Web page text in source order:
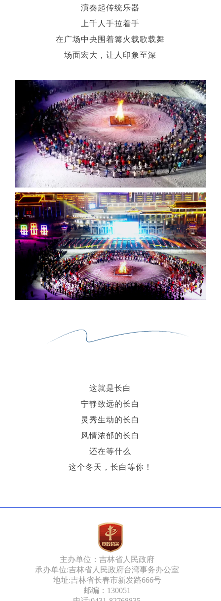
演奏起传统乐器
上千人手拉着手
在广场中央围着篝火载歌载舞
场面宏大，让人印象至深
这就是长白
宁静致远的长白
灵秀生动的长白
风情浓郁的长白
还在等什么
这个冬天，长白等你！
主办单位：吉林省人民政府
承办单位:吉林省人民政府台湾事务办公室
地址:吉林省长春市新发路666号
邮编：130051